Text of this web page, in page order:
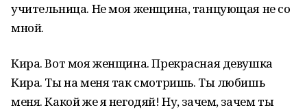
учительница. Не моя женщина, танцующая не со
мной.
Кира. Вот моя женщина. Прекрасная девушка
Кира. Ты на меня так смотришь. Ты любишь
меня. Какой же я негодяй! Ну, зачем, зачем ты